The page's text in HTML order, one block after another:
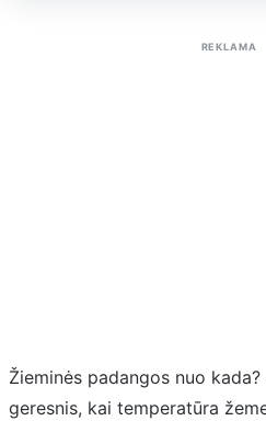
REKLAMA
Žieminės padangos nuo
geresnis, kai temperatūra